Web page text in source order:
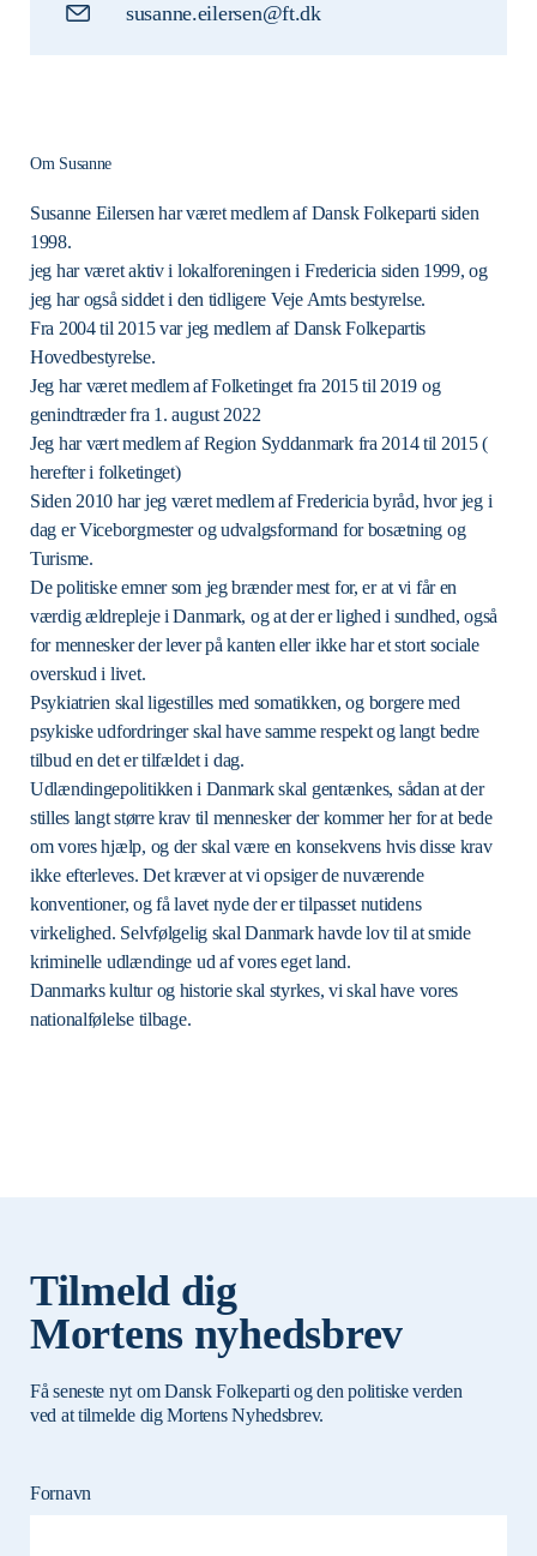
susanne.eilersen@ft.dk
Om Susanne
Susanne Eilersen har været medlem af Dansk Folkeparti siden
1998.
jeg har været aktiv i lokalforeningen i Fredericia siden 1999, og
jeg har også siddet i den tidligere Veje Amts bestyrelse.
Fra 2004 til 2015 var jeg medlem af Dansk Folkepartis
Hovedbestyrelse.
Jeg har været medlem af Folketinget fra 2015 til 2019 og
genindtræder fra 1. august 2022
Jeg har vært medlem af Region Syddanmark fra 2014 til 2015 (
herefter i folketinget)
Siden 2010 har jeg været medlem af Fredericia byråd, hvor jeg i
dag er Viceborgmester og udvalgsformand for bosætning og
Turisme.
De politiske emner som jeg brænder mest for, er at vi får en
værdig ældrepleje i Danmark, og at der er lighed i sundhed, også
for mennesker der lever på kanten eller ikke har et stort sociale
overskud i livet.
Psykiatrien skal ligestilles med somatikken, og borgere med
psykiske udfordringer skal have samme respekt og langt bedre
tilbud en det er tilfældet i dag.
Udlændingepolitikken i Danmark skal gentænkes, sådan at der
stilles langt større krav til mennesker der kommer her for at bede
om vores hjælp, og der skal være en konsekvens hvis disse krav
ikke efterleves. Det kræver at vi opsiger de nuværende
konventioner, og få lavet nyde der er tilpasset nutidens
virkelighed. Selvfølgelig skal Danmark havde lov til at smide
kriminelle udlændinge ud af vores eget land.
Danmarks kultur og historie skal styrkes, vi skal have vores
nationalfølelse tilbage.
Tilmeld dig
Mortens nyhedsbrev
Få seneste nyt om Dansk Folkeparti og den politiske verden
ved at tilmelde dig Mortens Nyhedsbrev.
Fornavn